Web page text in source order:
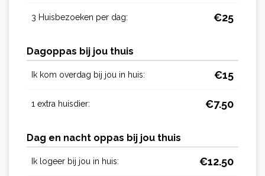
3 Huisbezoeken per dag: €25
Dagoppas bij jou thuis
Ik kom overdag bij jou in huis: €15
1 extra huisdier: €7.50
Dag en nacht oppas bij jou thuis
Ik logeer bij jou in huis: €12.50